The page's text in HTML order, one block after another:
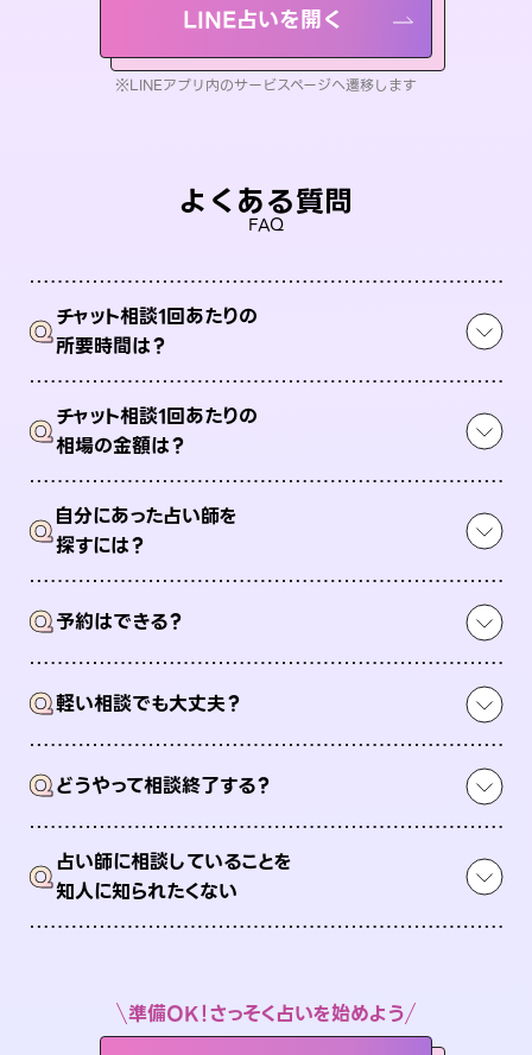
LINE占いを開く
※LINEアプリ内のサービスページへ遷移します
よくある質問
FAQ
Qチャット相談1回あたりの
所要時間は？
Qチャット相談1回あたりの
相場の金額は？
Q自分にあった占い師を
探すには？
Q予約はできる？
Q軽い相談でも大丈夫？
Qどうやって相談終了する？
Q占い師に相談していることを
知人に知られたくない
準備OK！さっそく占いを始めよう